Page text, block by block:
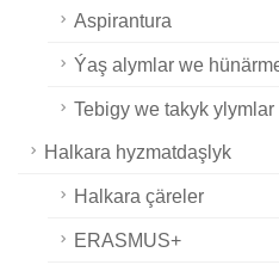
Aspirantura
Ýaş alymlar we
Tebigy we takyk ylymlar
Halkara hyzmatdaşlyk
Halkara çäreler
ERASMUS+